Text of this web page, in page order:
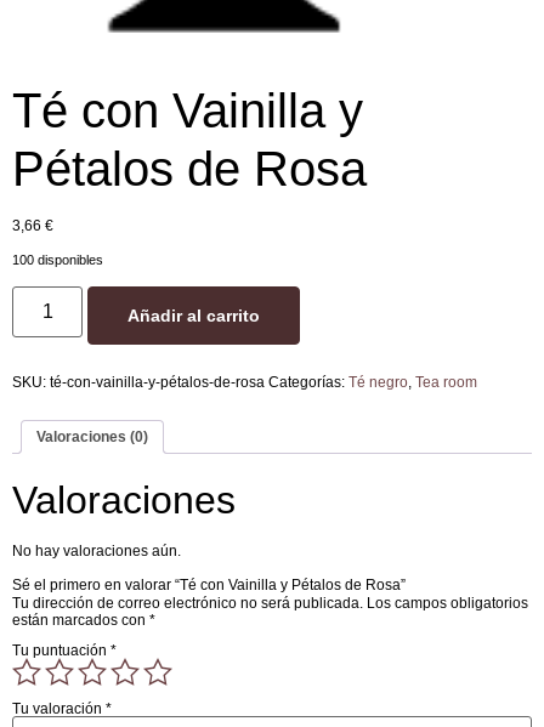
Té con Vainilla y
Pétalos de Rosa
3,66 €
100 disponibles
Añadir al carrito
SKU: té-con-vainilla-y-pétalos-de-rosa Categorías: Té negro Tea room
Valoraciones (0)
Valoraciones
No hay valoraciones aún.
Sé el primero en valorar “Té con Vainilla y Pétalos de Rosa”
Tu dirección de correo electrónico no será publicada. Los campos obligatorios
están marcados con *
Tu puntuación *
Tu valoración *